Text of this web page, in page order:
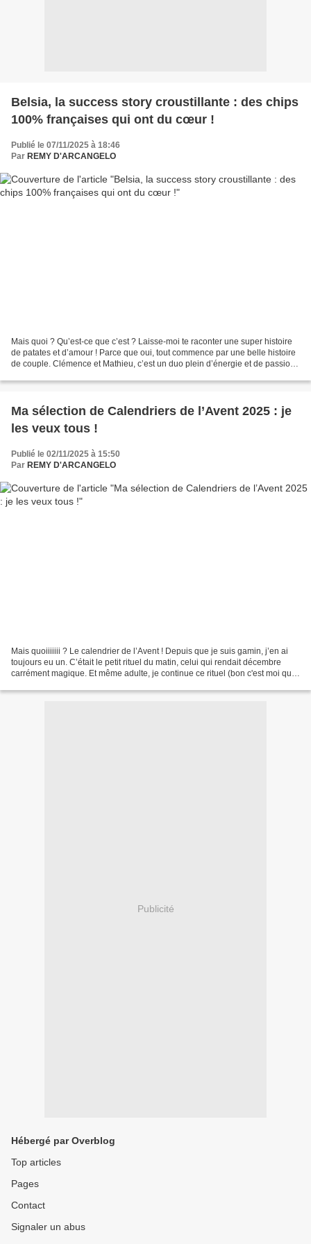
Belsia, la success story croustillante : des chips
100% françaises qui ont du cœur !
Publié le 07/11/2025 à 18:46
Par REMY D'ARCANGELO
Mais quoi ? Qu’est-ce que c’est ? Laisse-moi te raconter une super histoire
de patates et d’amour ! Parce que oui, tout commence par une belle histoire
de couple. Clémence et Mathieu, c’est un duo plein d’énergie et de passion.
Ma sélection de Calendriers de l’Avent 2025 : je
les veux tous !
Publié le 02/11/2025 à 15:50
Par REMY D'ARCANGELO
Mais quoiiiiiii ? Le calendrier de l’Avent ! Depuis que je suis gamin, j’en ai
toujours eu un. C’était le petit rituel du matin, celui qui rendait décembre
carrément magique. Et même adulte, je continue ce rituel (bon c'est moi qui
Publicité
Hébergé par Overblog
Top articles
Pages
Contact
Signaler un abus